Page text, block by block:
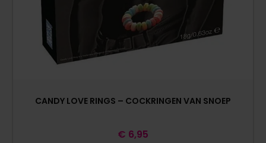
CANDY LOVE RINGS – COCKRINGEN VAN SNOEP
€ 6,95